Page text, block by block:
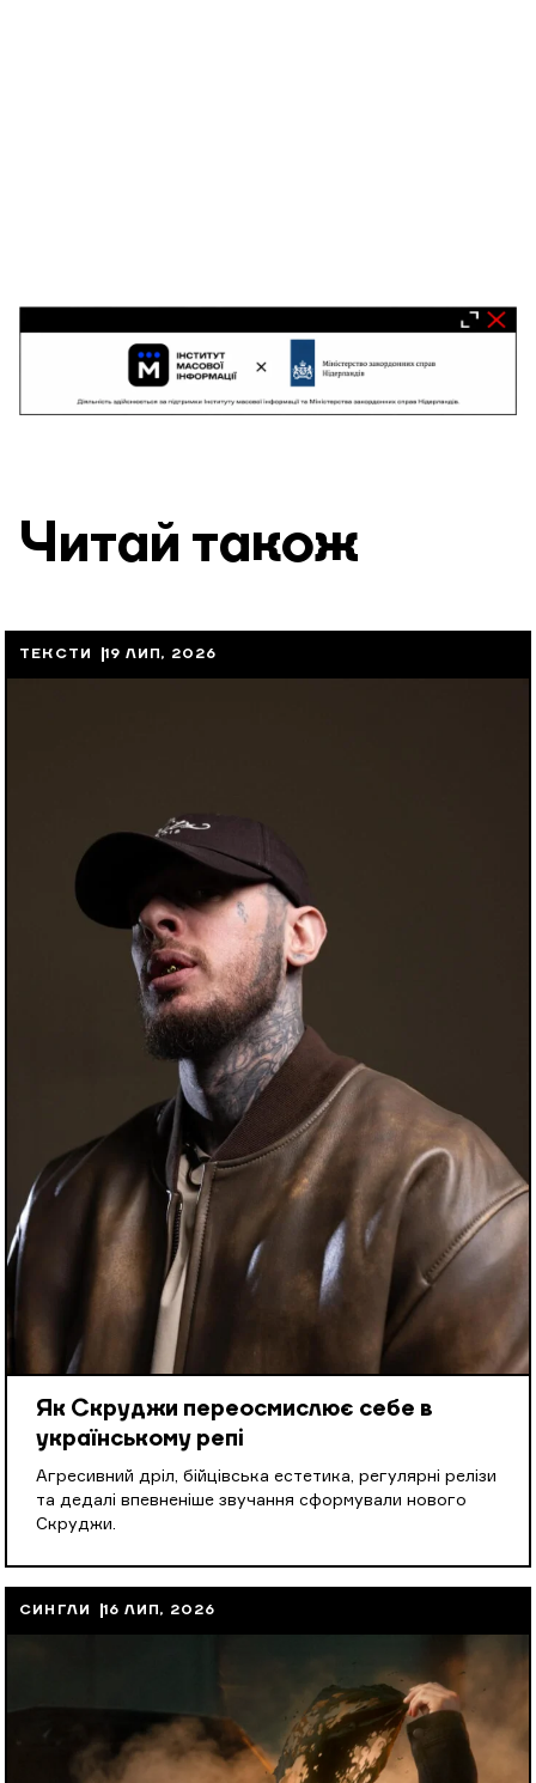
Читай також
ТЕКСТИ 19 ЛИП, 2026
Як Скруджи переосмислює себе в
українському репі
Агресивний дріл, бійцівська естетика, регулярні релізи
та дедалі впевненіше звучання сформували нового
Скруджи.
СИНГЛИ 16 ЛИП, 2026